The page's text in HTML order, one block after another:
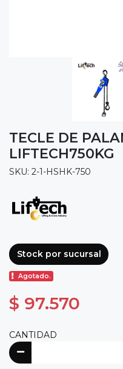
TECLE DE
LIFTECH750KG
SKU: 2-1-HSHK-750
Stock por sucursal
Agotado.
$ 97.570
CANTIDAD